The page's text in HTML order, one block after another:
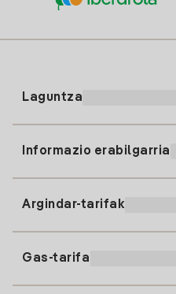
Laguntza
91 919 52 73
clientes@tuiberdrola.es
Informazio erabilgarria
Argindar-tarifak
Gas-tarifa